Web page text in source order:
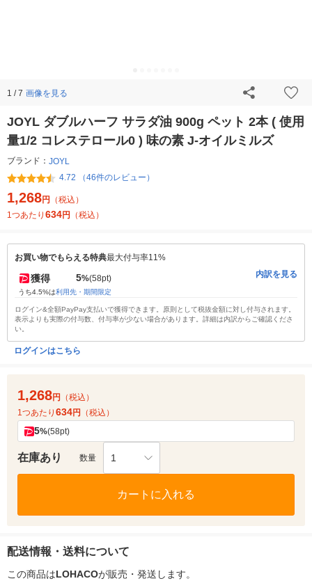
1 / 7 画像を見る
JOYL ダブルハーフ サラダ油 900g ペット 2本 ( 使用
量1/2 コレステロール0 ) 味の素 J-オイルミルズ
ブランド： JOYL
4.72 （46件のレビュー）
1,268円
（税込）
1つあたり 634円 （税込）
お買い物でもらえる特典最大付与率11%
獲得 5%(58pt)
うち4.5%は利用先・期間限定
内訳を見る
ログイン&全額PayPay支払いで獲得できます。原則として税抜金額に対し付与されます。
表示よりも実際の付与数、付与率が少ない場合があります。詳細は内訳からご確認くださ
い。
ログインはこちら
1,268円
（税込）
1つあたり 634円 （税込）
5%(58pt)
在庫あり 数量 1
カートに入れる
配送情報・送料について
この商品はLOHACOが販売・発送します。